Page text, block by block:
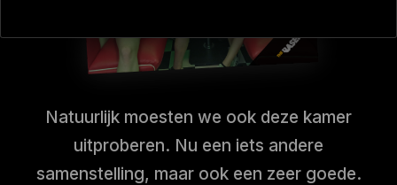
Natuurlijk moesten we ook deze kamer
uitproberen. Nu een iets andere
samenstelling, maar ook een zeer goede.